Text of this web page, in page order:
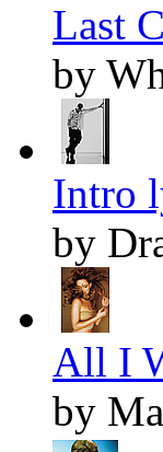
Last
by
Intro
by
All I
by